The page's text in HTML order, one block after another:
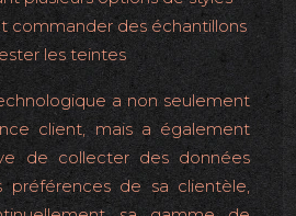
commander des échantillons
les teintes
a non seulement
client, mais a également
de collecter des données
préférences de sa clientèle,